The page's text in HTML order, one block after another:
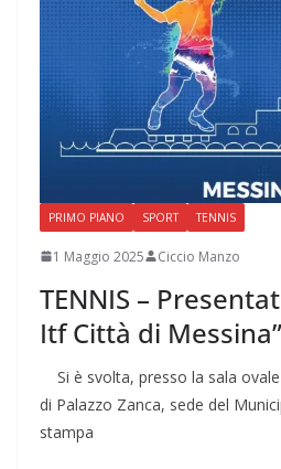
PRIMO PIANO SPORT TENNIS
1 Maggio 2025 Ciccio Manzo
TENNIS –
Itf Città di Messina”
Si è svolta, presso la sala
di Palazzo Zanca, sede del
stampa